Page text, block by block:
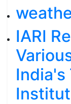
IARI
India's